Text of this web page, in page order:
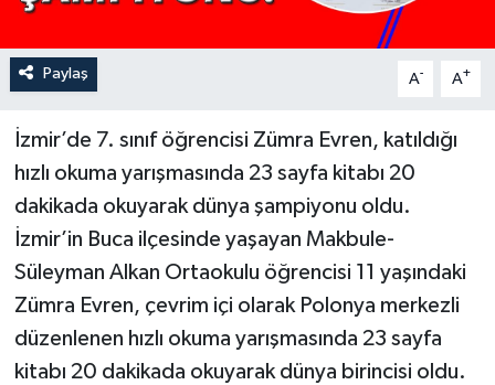
Paylaş A- A+
İzmir’de 7. sınıf öğrencisi Zümra Evren, katıldığı
hızlı okuma yarışmasında 23 sayfa kitabı 20
dakikada okuyarak dünya şampiyonu oldu.
İzmir’in Buca ilçesinde yaşayan Makbule-
Süleyman Alkan Ortaokulu öğrencisi 11 yaşındaki
Zümra Evren, çevrim içi olarak Polonya merkezli
düzenlenen hızlı okuma yarışmasında 23 sayfa
kitabı 20 dakikada okuyarak dünya birincisi oldu.